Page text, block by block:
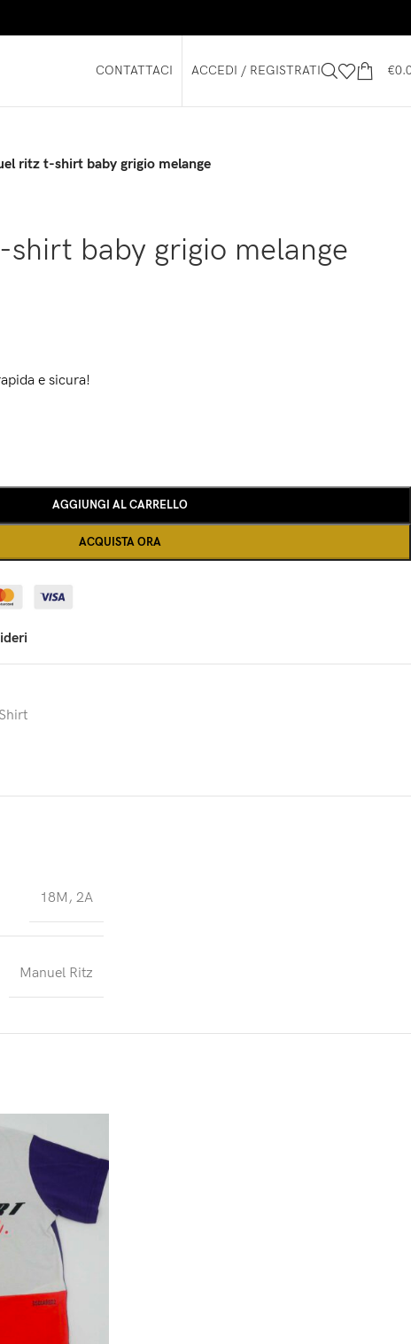
CONTATTACI ACCEDI / REGISTRATI €
ritz t-shirt baby grigio melange
baby grigio melange
e sicura!
AGGIUNGI AL CARRELLO
ACQUISTA ORA
18M , 2A
Manuel Ritz